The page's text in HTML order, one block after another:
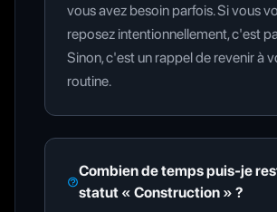
vous avez besoin parfois. Si vous
reposez intentionnellement, c'est
Sinon, c'est un rappel de revenir à
routine.
Combien de temps puis-je
statut « Construction » ?